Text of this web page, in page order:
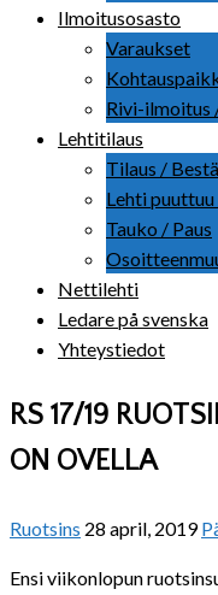
Ilmoitusosasto
Varaukset
Rivi-ilmoitus
Lehtitilaus
Tilaus /
Lehti
Tauko / Paus
Nettilehti
Ledare på svenska
Yhteystiedot
RS 17/19
ON OVELLA
Ruotsins 28 april, 2019
Ensi viikonlopun